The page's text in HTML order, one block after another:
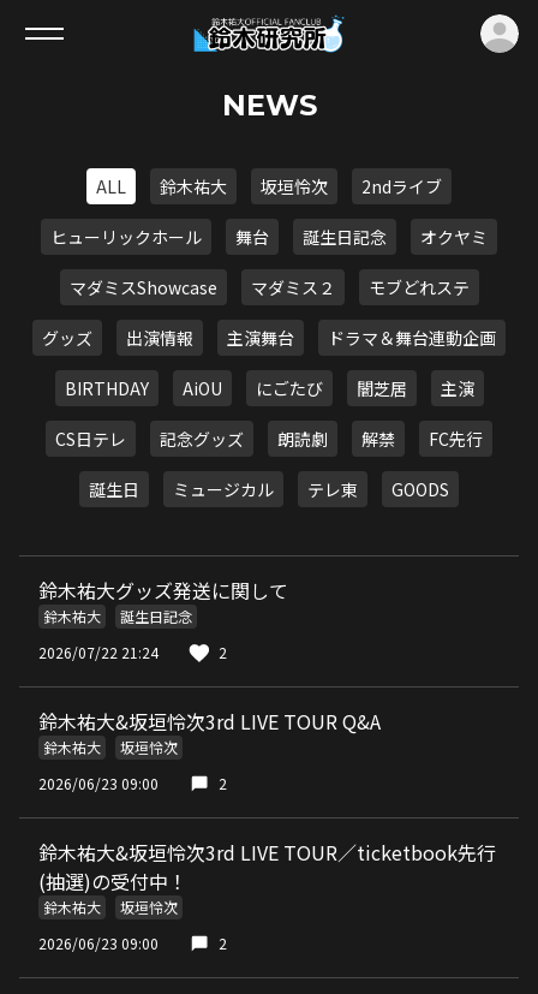
NEWS
ALL 鈴木祐大 坂垣怜次 2ndライブ
ヒューリックホール 舞台 誕生日記念 オクヤミ
マダミスShowcase マダミス２ モブどれステ
グッズ 出演情報 主演舞台 ドラマ＆舞台連動企画
BIRTHDAY AiOU にごたび 闇芝居 主演
CS日テレ 記念グッズ 朗読劇 解禁 FC先行
誕生日 ミュージカル テレ東 GOODS
鈴木祐大グッズ発送に関して
鈴木祐大
誕生日記念
2026/07/22 21:24
2
鈴木祐大&坂垣怜次3rd LIVE TOUR Q&A
鈴木祐大
坂垣怜次
2026/06/23 09:00
2
鈴木祐大&坂垣怜次3rd LIVE TOUR／ticketbook先行
(抽選)の受付中！
鈴木祐大
坂垣怜次
2026/06/23 09:00
2